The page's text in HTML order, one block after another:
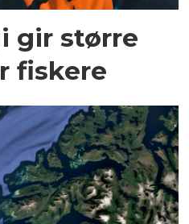
gir større
fiskere